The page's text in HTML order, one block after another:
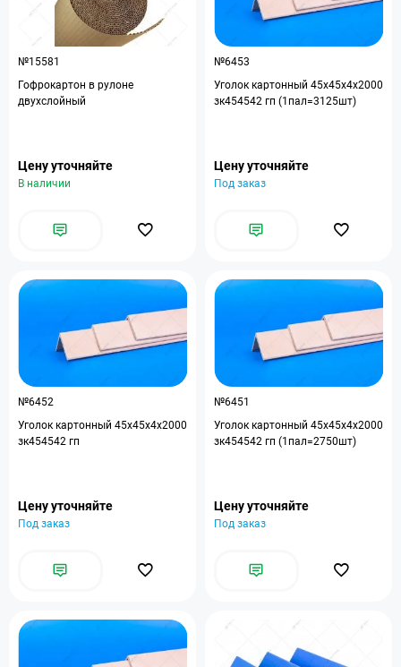
№15581
Гофрокартон в рулоне
двухслойный
Цену уточняйте
В наличии
№6453
Уголок картонный 45x45x4x2000
зк454542 гп (1пал=3125шт)
Цену уточняйте
Под заказ
№6452
Уголок картонный 45x45x4x2000
зк454542 гп
Цену уточняйте
Под заказ
№6451
Уголок картонный 45x45x4x2000
зк454542 гп (1пал=2750шт)
Цену уточняйте
Под заказ